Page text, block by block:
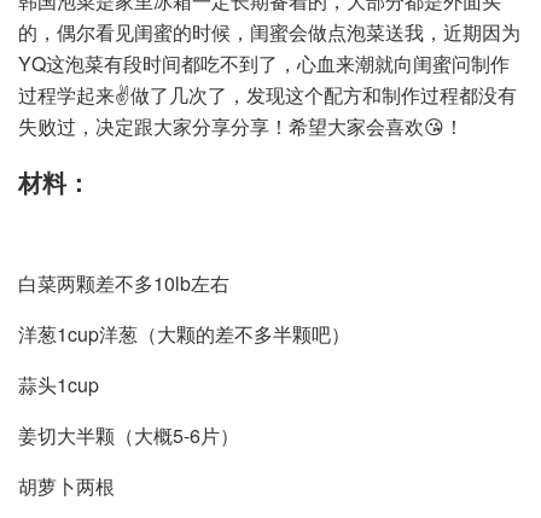
的，偶尔看见闺蜜的时候，闺蜜会做点泡菜送我，近期因为
YQ这泡菜有段时间都吃不到了，心血来潮就向闺蜜问制作
过程学起来✌️做了几次了，发现这个配方和制作过程都没有
失败过，决定跟大家分享分享！希望大家会喜欢😘！
材料：
白菜两颗差不多10lb左右
洋葱1cup洋葱（大颗的差不多半颗吧）
蒜头1cup
姜切大半颗（大概5-6片）
胡萝卜两根